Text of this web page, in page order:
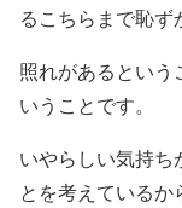
るこちらまで恥ず
照れがあるという
いうことです。
いやらしい気持ち
とを考えているか